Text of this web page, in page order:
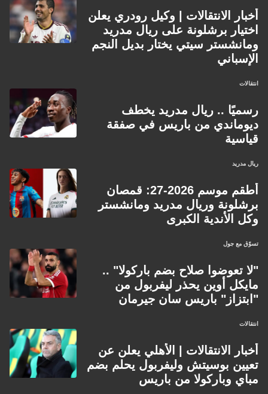
أخبار الانتقالات | وكيل رودري يعلن
اختيار برشلونة على ريال مدريد
ومانشستر سيتي يختار بديل النجم
الإسباني
انتقالات
رسميًا .. ريال مدريد يخطف
ديوماندي من باريس في صفقة
قياسية
ريال مدريد
أطقم موسم 2026-27: قمصان
برشلونة وريال مدريد ومانشستر
وكل الأندية الكبرى
تسوّق مع جول
"لا تعوضوا صلاح بضم باركولا" ..
مايكل أوين يحذر ليفربول من
"ابتزاز" باريس سان جيرمان
انتقالات
أخبار الانتقالات | الأهلي يعلن عن
تعيين بوسيتش وليفربول يحلم بضم
مباي وباركولا من باريس